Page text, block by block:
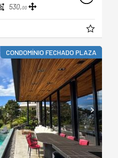
530,00
CONDOMÍNIO FECHADO PLAZA